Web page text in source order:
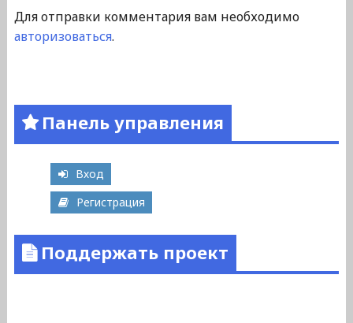
Для отправки комментария вам необходимо
авторизоваться.
Панель управления
Вход
Регистрация
Поддержать проект